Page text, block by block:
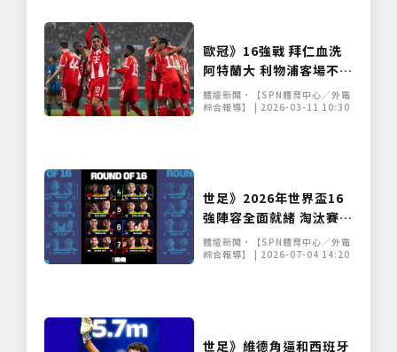
歐冠》16強戰 拜仁血洗
阿特蘭大 利物浦客場不敵
加拉塔薩雷
體壇新聞•【SPN體育中心／外電
綜合報導】 | 2026-03-11 10:30
世足》2026年世界盃16
強陣容全面就緒 淘汰賽今
日正式點燃戰火
體壇新聞•【SPN體育中心／外電
綜合報導】 | 2026-07-04 14:20
世足》維德角逼和西班牙